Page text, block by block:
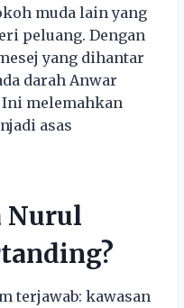
muda lain yang
peluang. Dengan
yang dihantar
darah Anwar
melemahkan
asas
Nurul
terjawab: kawasan